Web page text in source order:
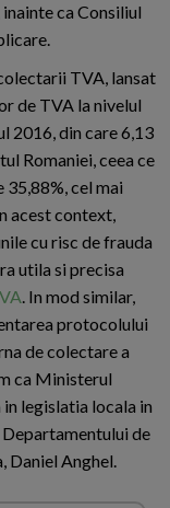
ca Consiliul
TVA, lansat
de TVA la nivelul
2016, din care 6,13
Romaniei, ceea ce
cel mai
acest context,
cu risc de frauda
utila si precisa
. In mod similar,
protocolului
de colectare a
ca Ministerul
legislatia locala in
de
Daniel Anghel.